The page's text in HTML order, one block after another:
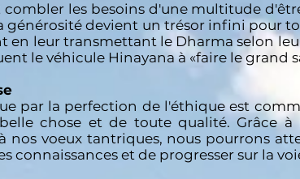
les besoins d'une multitude
générosité devient un trésor infini pour
en leur transmettant le Dharma selon
le véhicule Hinayana à «faire le grand
par la perfection de l'éthique est
chose et de toute qualité. Grâce
nos voeux tantriques, nous pourrons
connaissances et de progresser sur la